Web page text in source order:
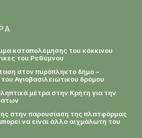
καταπολέμησης του κόκκινου
του Ρεθύμνου
στον πυρόπληκτο δήμο –
Αγιοβασιλειώτικου δρόμου
μέτρα στην Κρήτη για την
στην παρουσίαση της πλατφόρμας
να είναι άλλο αιχμάλωτη του